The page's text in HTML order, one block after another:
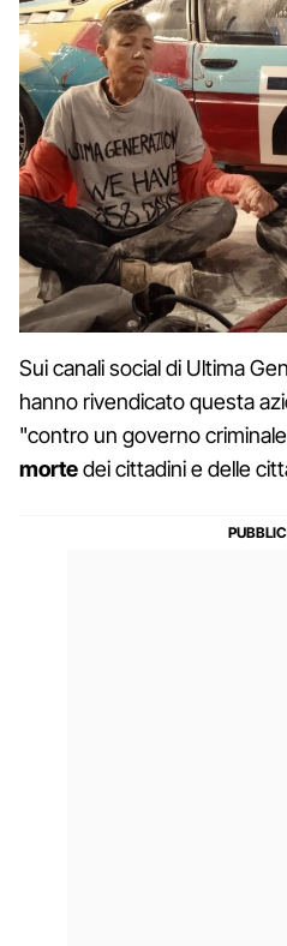
Sui canali social di Ultima
hanno rivendicato questa
"contro un governo criminale
mortedei cittadini e delle